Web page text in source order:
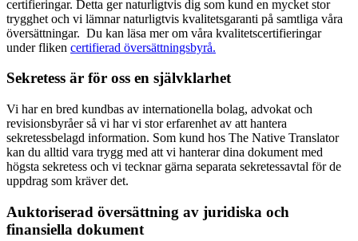
certifieringar. Detta ger naturligtvis dig som kund en mycket stor
trygghet och vi lämnar naturligtvis kvalitetsgaranti på samtliga våra
översättningar. Du kan läsa mer om våra kvalitetscertifieringar
under fliken certifierad översättningsbyrå.
Sekretess är för oss en självklarhet
Vi har en bred kundbas av internationella bolag, advokat och
revisionsbyråer så vi har vi stor erfarenhet av att hantera
sekretessbelagd information. Som kund hos The Native Translator
kan du alltid vara trygg med att vi hanterar dina dokument med
högsta sekretess och vi tecknar gärna separata sekretessavtal för de
uppdrag som kräver det.
Auktoriserad översättning av juridiska och
finansiella dokument